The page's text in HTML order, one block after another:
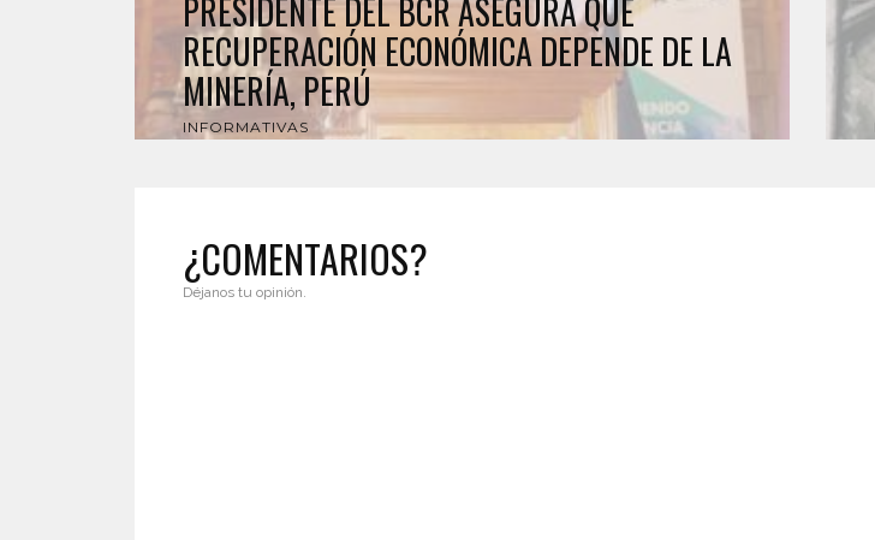
PRESIDENTE DEL BCR ASEGURA QUE
RECUPERACIÓN ECONÓMICA DEPENDE DE LA
MINERÍA, PERÚ
INFORMATIVAS
¿COMENTARIOS?
Déjanos tu opinión.